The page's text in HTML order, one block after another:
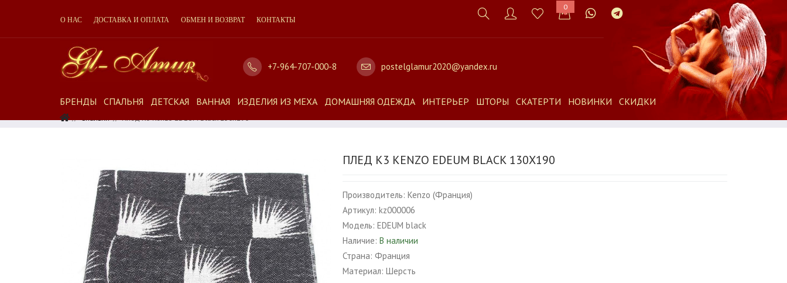
0
О НАС ДОСТАВКА И ОПЛАТА ОБМЕН И ВОЗВРАТ КОНТАКТЫ
+7-964-707-000-8 postelglamur2020@yandex.ru
БРЕНДЫ СПАЛЬНЯ ДЕТСКАЯ ВАННАЯ ИЗДЕЛИЯ ИЗ МЕХА ДОМАШНЯЯ ОДЕЖДА ИНТЕРЬЕР ШТОРЫ СКАТЕРТИ НОВИНКИ СКИДКИ
Спальня Плед K3 Kenzo EDEUM Black 130х190
ПЛЕД K3 KENZO EDEUM BLACK 130Х190
Производитель: Kenzo (Франция)
Артикул: kz000006
Модель: EDEUM black
Наличие: В наличии
Страна: Франция
Материал: Шерсть